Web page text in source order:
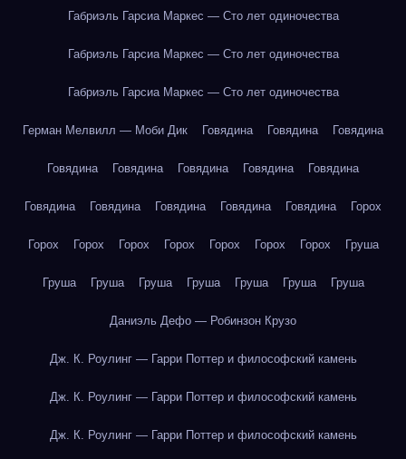
Габриэль Гарсиа Маркес — Сто лет одиночества
Габриэль Гарсиа Маркес — Сто лет одиночества
Габриэль Гарсиа Маркес — Сто лет одиночества
Герман Мелвилл — Моби Дик Говядина Говядина Говядина
Говядина Говядина Говядина Говядина Говядина
Говядина Говядина Говядина Говядина Говядина Горох
Горох Горох Горох Горох Горох Горох Горох Груша
Груша Груша Груша Груша Груша Груша Груша
Даниэль Дефо — Робинзон Крузо
Дж. К. Роулинг — Гарри Поттер и философский камень
Дж. К. Роулинг — Гарри Поттер и философский камень
Дж. К. Роулинг — Гарри Поттер и философский камень